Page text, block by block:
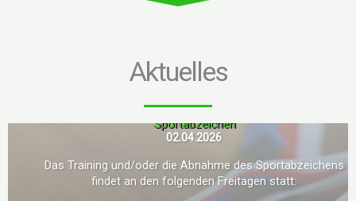
Aktuelles
Sportabzeichen
02.04.2026
Das Training und/oder die Abnahme des Sportabzeichens
findet an den folgenden Freitagen statt: